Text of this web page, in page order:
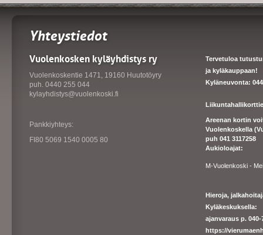
Yhteystiedot
Vuolenkosken kyläyhdistys ry
Vuolenkoskentie 1471, 19160 Huutotöyry
puh. 0440 255 044
kylayhdistys@vuolenkoski.fi
Pankkiyhteys:
FI80 5069 1540 0005 80
Tervetuloa
ja kyläkauppaan!
Kyläneuvonta: 044
Areenan kortin
Vuolenkoskella
puh 041 3117258
Aukioloajat:
M-Vuolenkoski -
Hieroja,
Kyläkeskuksella:
ajanvaraus p.
https://